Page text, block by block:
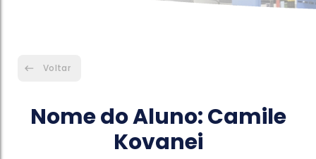
Voltar
Nome do Aluno: Camile
Kovanei